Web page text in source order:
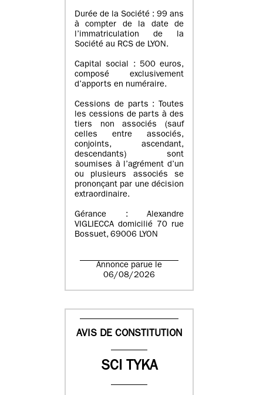
Durée de la Société : 99 ans
à compter de la date de
l’immatriculation de la
Société au RCS de LYON.
Capital social : 500 euros,
composé exclusivement
d’apports en numéraire.
Cessions de parts : Toutes
les cessions de parts à des
tiers non associés (sauf
celles entre associés,
conjoints, ascendant,
descendants) sont
soumises à l’agrément d’un
ou plusieurs associés se
prononçant par une décision
extraordinaire.
Gérance : Alexandre
VIGLIECCA domicilié 70 rue
Bossuet, 69006 LYON
Annonce parue le
06/08/2026
AVIS DE CONSTITUTION
SCI TYKA